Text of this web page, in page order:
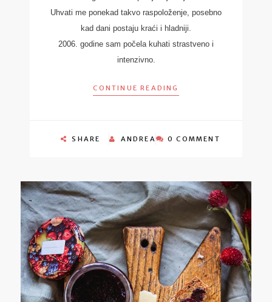
Uhvati me ponekad takvo raspoloženje, posebno
kad dani postaju kraći i hladniji.
2006. godine sam počela kuhati strastveno i
intenzivno.
CONTINUE READING
SHARE ANDREA 0 COMMENT